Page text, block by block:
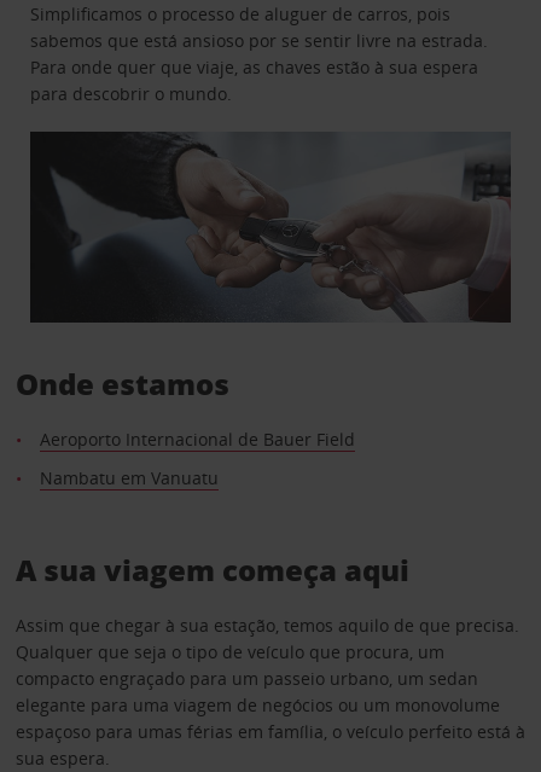
Simplificamos o processo de aluguer de carros, pois
sabemos que está ansioso por se sentir livre na estrada.
Para onde quer que viaje, as chaves estão à sua espera
para descobrir o mundo.
Onde estamos
Aeroporto Internacional de Bauer Field
Nambatu em Vanuatu
A sua viagem começa aqui
Assim que chegar à sua estação, temos aquilo de que precisa.
Qualquer que seja o tipo de veículo que procura, um
compacto engraçado para um passeio urbano, um sedan
elegante para uma viagem de negócios ou um monovolume
espaçoso para umas férias em família, o veículo perfeito está à
sua espera.